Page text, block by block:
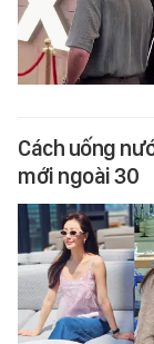
Cách uống
mới ngoài 30